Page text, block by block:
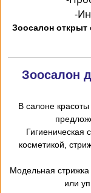
-
Зоосалон открыт
Зоосалон
В салоне
-
косметикой,
- Модельная
или